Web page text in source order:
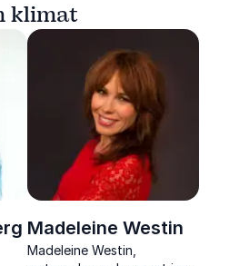
klimat
Madeleine Westin
Madeleine Westin,